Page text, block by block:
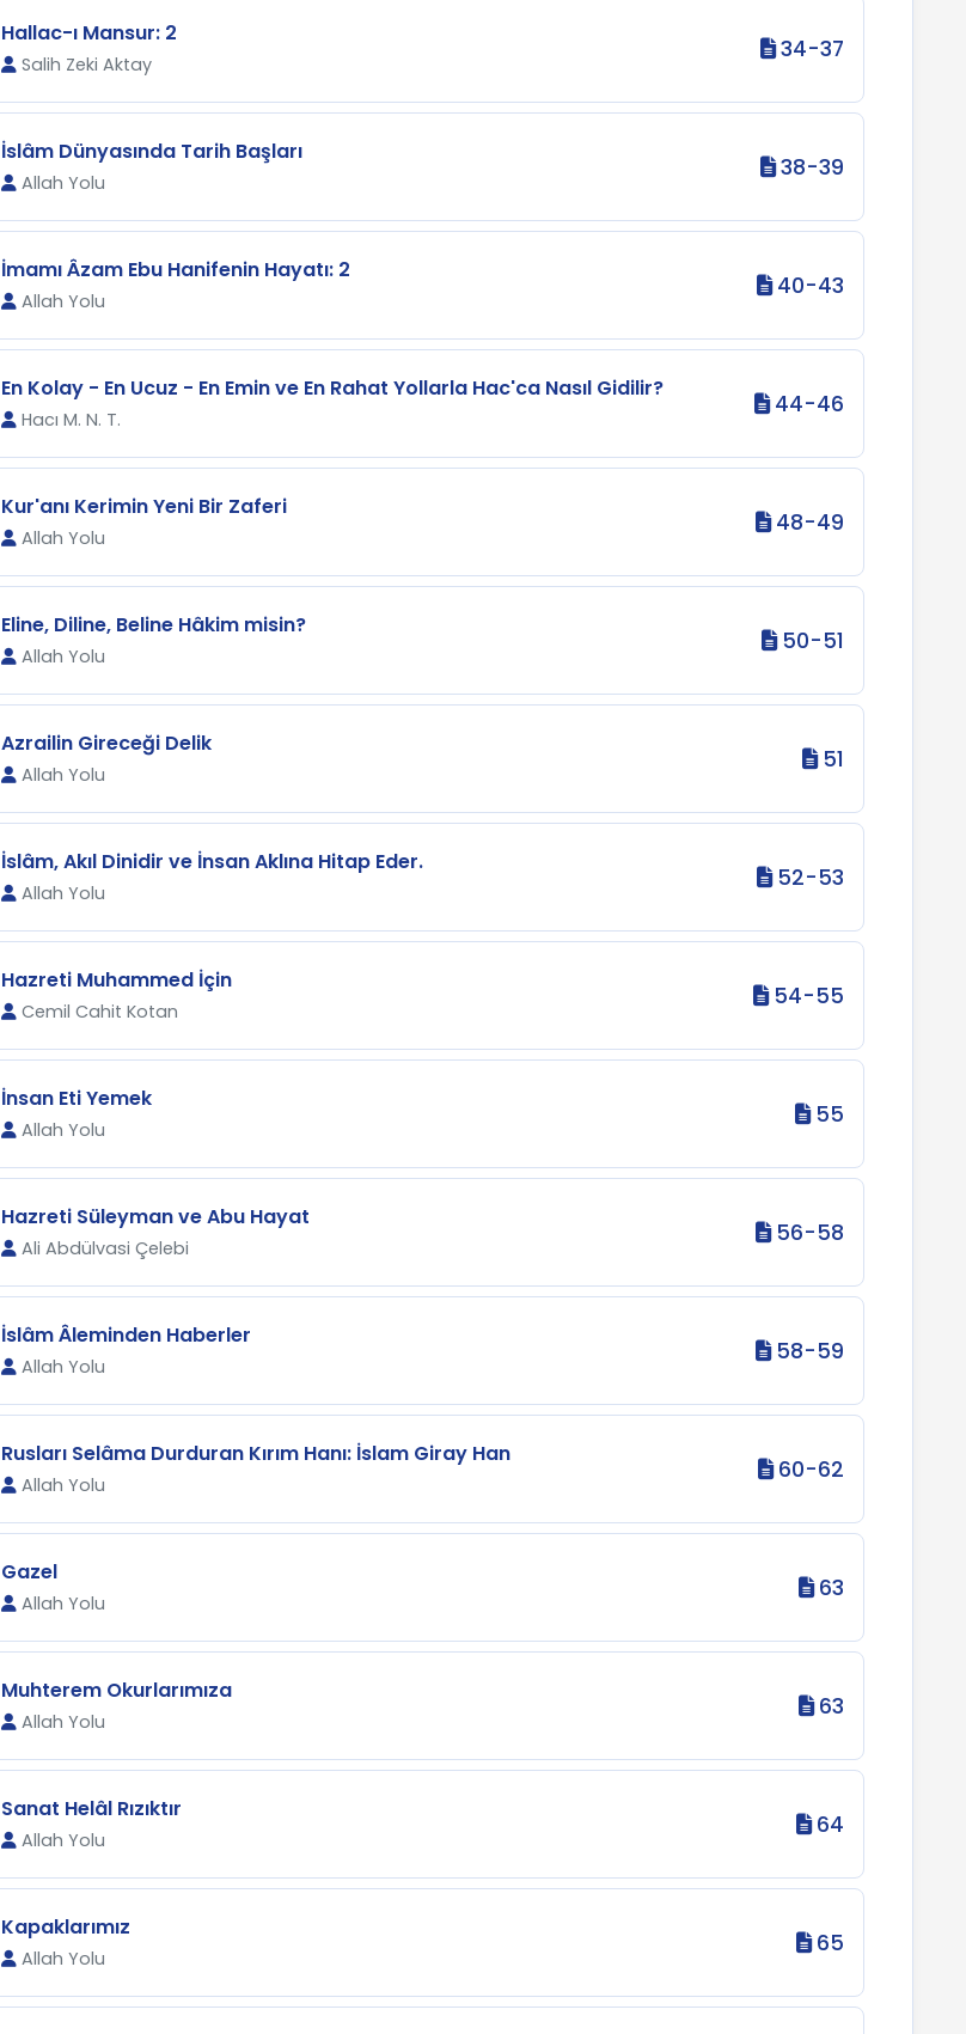
Hallac-ı Mansur: 2
Salih Zeki Aktay
34-37
İslâm Dünyasında Tarih Başları
Allah Yolu
38-39
İmamı Âzam Ebu Hanifenin Hayatı: 2
Allah Yolu
40-43
En Kolay - En Ucuz - En Emin ve En Rahat Yollarla Hac'ca Nasıl Gidilir?
Hacı M. N. T.
44-46
Kur'anı Kerimin Yeni Bir Zaferi
Allah Yolu
48-49
Eline, Diline, Beline Hâkim misin?
Allah Yolu
50-51
Azrailin Gireceği Delik
Allah Yolu
51
İslâm, Akıl Dinidir ve İnsan Aklına Hitap Eder.
Allah Yolu
52-53
Hazreti Muhammed İçin
Cemil Cahit Kotan
54-55
İnsan Eti Yemek
Allah Yolu
55
Hazreti Süleyman ve Abu Hayat
Ali Abdülvasi Çelebi
56-58
İslâm Âleminden Haberler
Allah Yolu
58-59
Rusları Selâma Durduran Kırım Hanı: İslam Giray Han
Allah Yolu
60-62
Gazel
Allah Yolu
63
Muhterem Okurlarımıza
Allah Yolu
63
Sanat Helâl Rızıktır
Allah Yolu
64
Kapaklarımız
Allah Yolu
65